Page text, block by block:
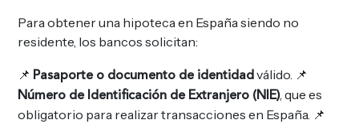
Para obtener una hipoteca en España siendo no
residente, los bancos solicitan:
📌 Pasaporte o documento de identidadválido. 📌
Número de Identificación de Extranjero (NIE), que es
obligatorio para realizar transacciones en España. 📌